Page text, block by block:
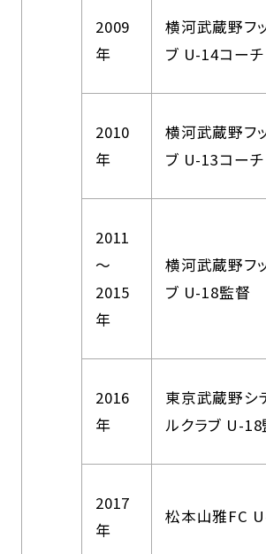
2009
年
横河武蔵野フ
ブ U-14コーチ
2010
年
横河武蔵野フ
ブ U-13コーチ
2011
～
2015
年
横河武蔵野フ
ブ U-18監督
2016
年
東京武蔵野シ
ルクラブ U-18
2017
年
松本山雅FC